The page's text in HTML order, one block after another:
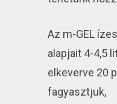
Az m-GEL
alapjait 4-4,5
elkeverve 20
fagyasztjuk,